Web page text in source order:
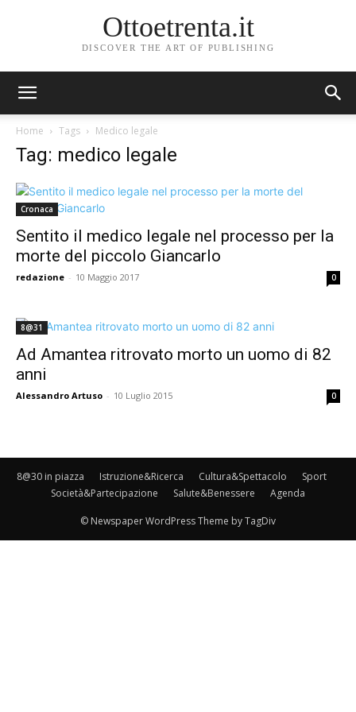
Ottoetrenta.it
DISCOVER THE ART OF PUBLISHING
Home Tags Medico legale
Tag: medico legale
Cronaca
Sentito il medico legale nel processo per la
morte del piccolo Giancarlo
redazione - 10 Maggio 2017 0
8@31
Ad Amantea ritrovato morto un uomo di 82
anni
Alessandro Artuso - 10 Luglio 2015 0
8@30 in piazza Istruzione&Ricerca Cultura&Spettacolo
Sport
Società&Partecipazione
Salute&Benessere Agenda
© Newspaper WordPress Theme by TagDiv